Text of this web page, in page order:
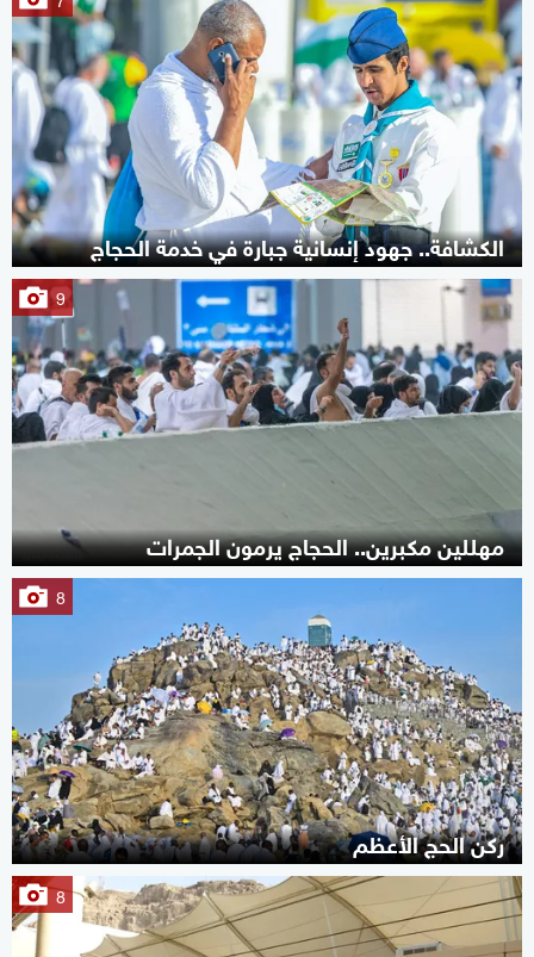
الكشافة.. جهود إنسانية جبارة في خدمة الحجاج
9
مهللين مكبرين.. الحجاج يرمون الجمرات
8
ركن الحج الأعظم
8